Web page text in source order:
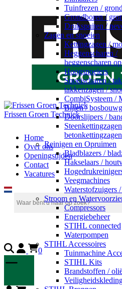
Frissen Groen Techniek
Home
Over ons
Openingstijden
Contact
Vacatures
Tuinfrezen /
Grondboren /
Drukspuiten /
Zagen en snoeien
Kettingzagen /
Heggenscharen /
heggenscharen
Hoogsnoeiers
Snoeischaren /
takkenzagen /
CombiSysteem /
Bijlen /
Doorslijpers /
betonkettingzagen
Reinigen en Opruimen
Bladblazers /
Hakselaars /
Veegmachines
Waterstofzuigers
Stroom en
Compressors
Energiebeheer
STIHL connected
Waterpompen
STIHL Accessoires
Tuinmachine
STIHL Kits
Brandstoffen /
0